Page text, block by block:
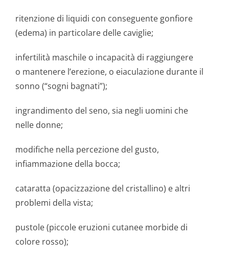
ritenzione di liquidi con conseguente gonfiore
(edema) in particolare delle caviglie;
infertilità maschile o incapacità di raggiungere
o mantenere l’erezione, o eiaculazione durante il
sonno (“sogni bagnati”);
ingrandimento del seno, sia negli uomini che
nelle donne;
modifiche nella percezione del gusto,
infiammazione della bocca;
cataratta (opacizzazione del cristallino) e altri
problemi della vista;
pustole (piccole eruzioni cutanee morbide di
colore rosso);